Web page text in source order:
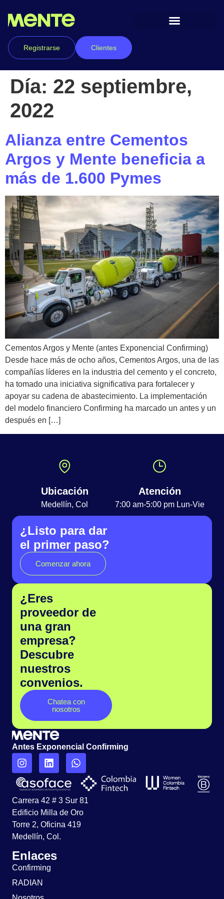
Registrarse Clientes
Día: 22 septiembre,
2022
Alianza entre Cementos
Argos y Mente beneficia a
más de 1.600 Pymes
Cementos Argos y Mente (antes Exponencial Confirming)
Desde hace más de ocho años, Cementos Argos, una de las
compañías líderes en la industria del cemento y el concreto,
ha tomado una iniciativa significativa para fortalecer y
apoyar su cadena de abastecimiento. La implementación
del modelo financiero Confirming ha marcado un antes y un
después en […]
Ubicación
Medellín, Col
Atención
7:00 am-5:00 pm Lun-Vie
¿Listo para dar
el primer paso?
Comenzar ahora
¿Eres
proveedor de
una gran
empresa?
Descubre
nuestros
convenios.
Chatea con
nosotros
Antes Exponencial Confirming
Carrera 42 # 3 Sur 81
Edificio Milla de Oro
Torre 2, Oficina 419
Medellín, Col.
Enlaces
Confirming
RADIAN